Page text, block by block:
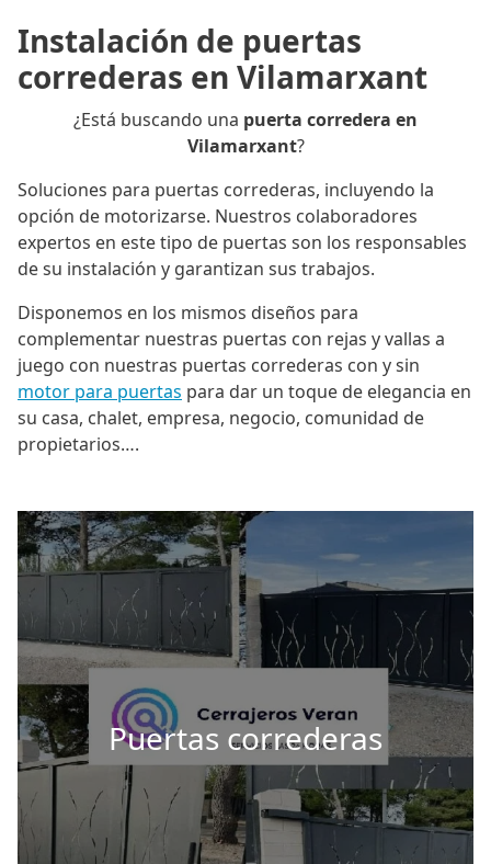
Instalación de puertas
correderas en Vilamarxant
¿Está buscando una puerta corredera en
Vilamarxant?
Soluciones para puertas correderas, incluyendo la
opción de motorizarse. Nuestros colaboradores
expertos en este tipo de puertas son los responsables
de su instalación y garantizan sus trabajos.
Disponemos en los mismos diseños para
complementar nuestras puertas con rejas y vallas a
juego con nuestras puertas correderas con y sin
motor para puertas para dar un toque de elegancia en
su casa, chalet, empresa, negocio, comunidad de
propietarios….
Puertas correderas